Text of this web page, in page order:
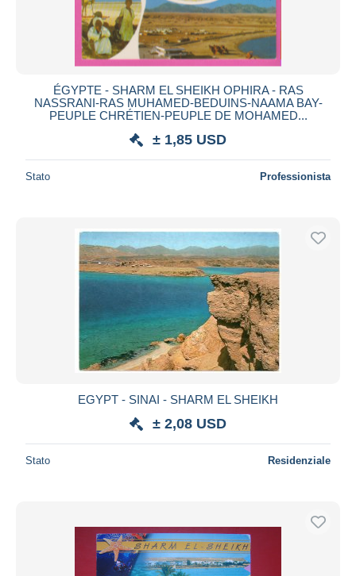
ÉGYPTE - SHARM EL SHEIKH OPHIRA - RAS
NASSRANI-RAS MUHAMED-BEDUINS-NAAMA BAY-
PEUPLE CHRÉTIEN-PEUPLE DE MOHAMED...
± 1,85 USD
Stato Professionista
EGYPT - SINAI - SHARM EL SHEIKH
± 2,08 USD
Stato Residenziale